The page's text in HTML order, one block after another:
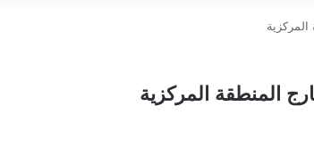
المنطقة المركزية